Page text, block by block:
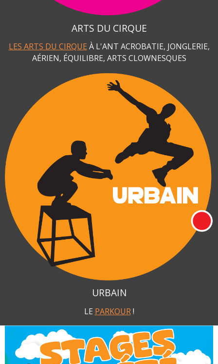
ARTS DU CIRQUE
LES ARTS DU CIRQUE À L'ANT ACROBATIE, JONGLERIE,
AÉRIEN, ÉQUILIBRE, ARTS CLOWNESQUES
URBAIN
LE PARKOUR!